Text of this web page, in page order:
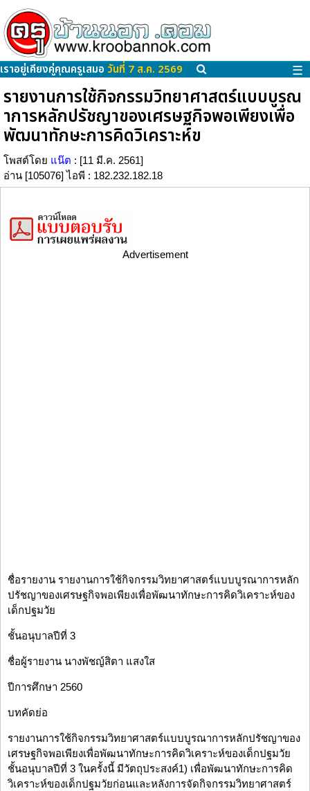
เราอยู่เคียงคู่คุณครูเสมอ วันที่ 7 ส.ค. 2569 ☰
รายงานการใช้กิจกรรมวิทยาศาสตร์แบบบูรณ
าการหลักปรัชญาของเศรษฐกิจพอเพียงเพื่อ
พัฒนาทักษะการคิดวิเคราะห์ข
โพสต์โดย แน๊ต : [11 มี.ค. 2561]
อ่าน [105076] ไอพี : 182.232.182.18
Advertisement
ชื่อรายงาน รายงานการใช้กิจกรรมวิทยาศาสตร์แบบบูรณาการหลัก
ปรัชญาของเศรษฐกิจพอเพียงเพื่อพัฒนาทักษะการคิดวิเคราะห์ของ
เด็กปฐมวัย
ชั้นอนุบาลปีที่ 3
ชื่อผู้รายงาน นางพัชญ์สิตา แสงใส
ปีการศึกษา 2560
บทคัดย่อ
รายงานการใช้กิจกรรมวิทยาศาสตร์แบบบูรณาการหลักปรัชญาของ
เศรษฐกิจพอเพียงเพื่อพัฒนาทักษะการคิดวิเคราะห์ของเด็กปฐมวัย
ชั้นอนุบาลปีที่ 3 ในครั้งนี้ มีวัตถุประสงค์1) เพื่อพัฒนาทักษะการคิด
วิเคราะห์ของเด็กปฐมวัยก่อนและหลังการจัดกิจกรรมวิทยาศาสตร์